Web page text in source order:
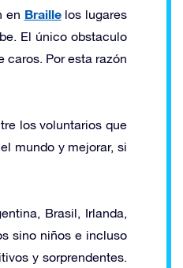
en Braillelos lugares
El único obstaculo
caros. Por esta razón
los voluntarios que
mundo y mejorar, si
Brasil, Irlanda,
sino niños e incluso
y sorprendentes.